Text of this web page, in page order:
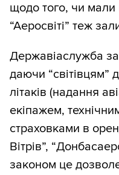
щодо того, чи мали
“Аеросвіті” теж
Державіаслужба
даючи “світівцям”
літаків (надання
екіпажем,
страховками в
Вітрів”,
законом це